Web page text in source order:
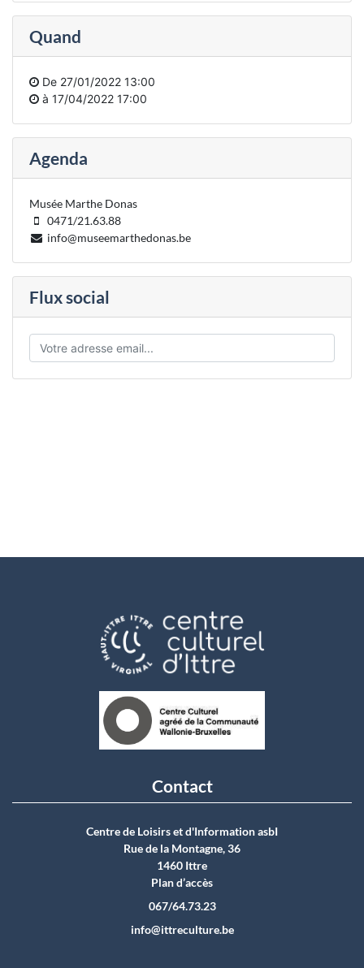
Quand
De 27/01/2022 13:00
à 17/04/2022 17:00
Agenda
Musée Marthe Donas
0471/21.63.88
info@museemarthedonas.be
Flux social
Contact
Centre de Loisirs et d'Information asbI
Rue de la Montagne, 36
1460 Ittre
Plan d’accès
067/64.73.23
info@ittreculture.be